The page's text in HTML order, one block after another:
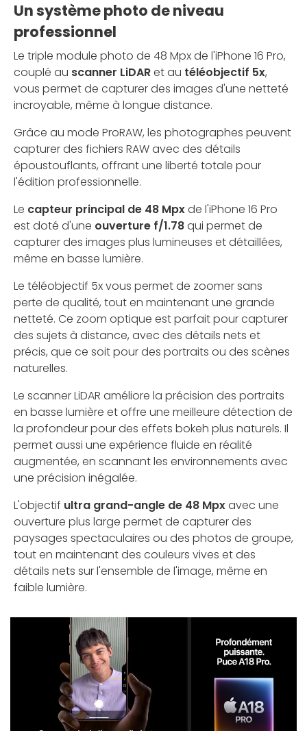
Un système photo de niveau
professionnel
Le triple module photo de 48 Mpx de l'iPhone 16 Pro,
couplé au scanner LiDARet au téléobjectif 5x,
vous permet de capturer des images d'une netteté
incroyable, même à longue distance.
Grâce au mode ProRAW, les photographes peuvent
capturer des fichiers RAW avec des détails
époustouflants, offrant une liberté totale pour
l'édition professionnelle.
Le capteur principal de 48 Mpxde l'iPhone 16 Pro
est doté d'une ouverture f/1.78qui permet de
capturer des images plus lumineuses et détaillées,
même en basse lumière.
Le téléobjectif 5x vous permet de zoomer sans
perte de qualité, tout en maintenant une grande
netteté. Ce zoom optique est parfait pour capturer
des sujets à distance, avec des détails nets et
précis, que ce soit pour des portraits ou des scènes
naturelles.
Le scanner LiDAR améliore la précision des portraits
en basse lumière et offre une meilleure détection de
la profondeur pour des effets bokeh plus naturels. Il
permet aussi une expérience fluide en réalité
augmentée, en scannant les environnements avec
une précision inégalée.
L'objectif ultra grand-angle de 48 Mpxavec une
ouverture plus large permet de capturer des
paysages spectaculaires ou des photos de groupe,
tout en maintenant des couleurs vives et des
détails nets sur l'ensemble de l'image, même en
faible lumière.